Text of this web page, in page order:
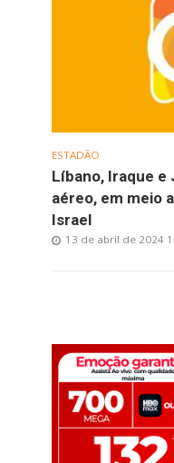
ESTADÃO
Líbano, Iraque
aéreo, em meio
Israel
13 de abril de 2024